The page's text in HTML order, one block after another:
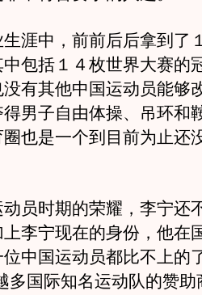
中，前前后后拿到了
包括１４枚世界大赛的
有其他中国运动员能够
男子自由体操、吊环和
也是一个到目前为止还
时期的荣耀，李宁还
李宁现在的身份，他在
中国运动员都比不上的
多国际知名运动队的赞助